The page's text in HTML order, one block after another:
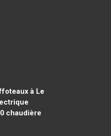
à Le
chaudière